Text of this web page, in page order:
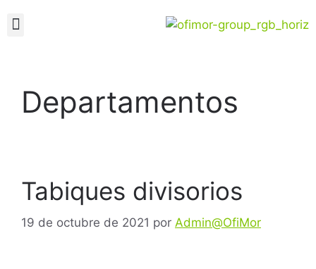
Departamentos
Tabiques divisorios
19 de octubre de 2021 por Admin@OfiMor